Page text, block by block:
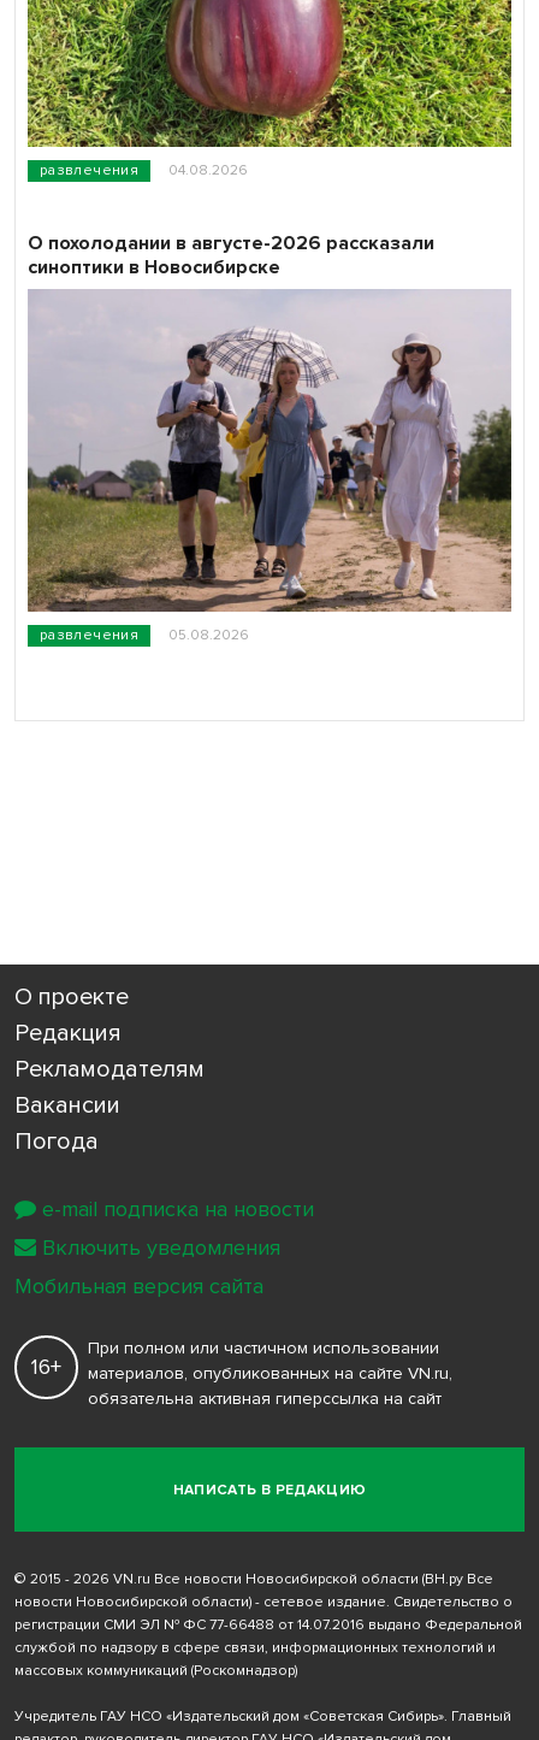
развлечения 04.08.2026
развлечения 05.08.2026
О похолодании в августе-2026 рассказали
синоптики в Новосибирске
О проекте
Редакция
Рекламодателям
Вакансии
Погода
НАПИСАТЬ В РЕДАКЦИЮ
16+
При полном или частичном использовании
материалов, опубликованных на сайте VN.ru,
обязательна активная гиперссылка на сайт
© 2015 - 2026 VN.ru Все новости Новосибирской области (ВН.ру Все
новости Новосибирской области) - сетевое издание. Свидетельство о
регистрации СМИ ЭЛ № ФС 77-66488 от 14.07.2016 выдано Федеральной
службой по надзору в сфере связи, информационных технологий и
массовых коммуникаций (Роскомнадзор)
Учредитель ГАУ НСО «Издательский дом «Советская Сибирь». Главный
e-mail подписка на новости
Включить уведомления
Мобильная версия сайта